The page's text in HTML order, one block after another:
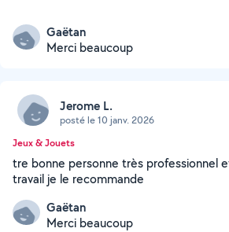
Gaëtan
Merci beaucoup
Jerome L.
posté le 10 janv. 2026
Jeux & Jouets
tre bonne personne très professionnel
travail je le recommande
Gaëtan
Merci beaucoup